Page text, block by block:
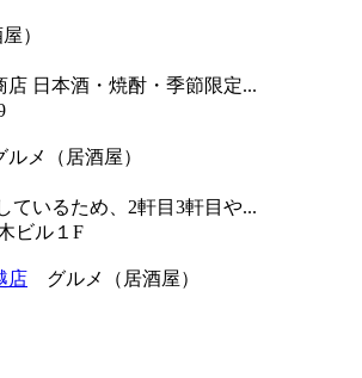
）
日本酒・焼酎・季節限定...
メ（居酒屋）
ているため、2軒目3軒目や...
ビル１F
店 グルメ（居酒屋）